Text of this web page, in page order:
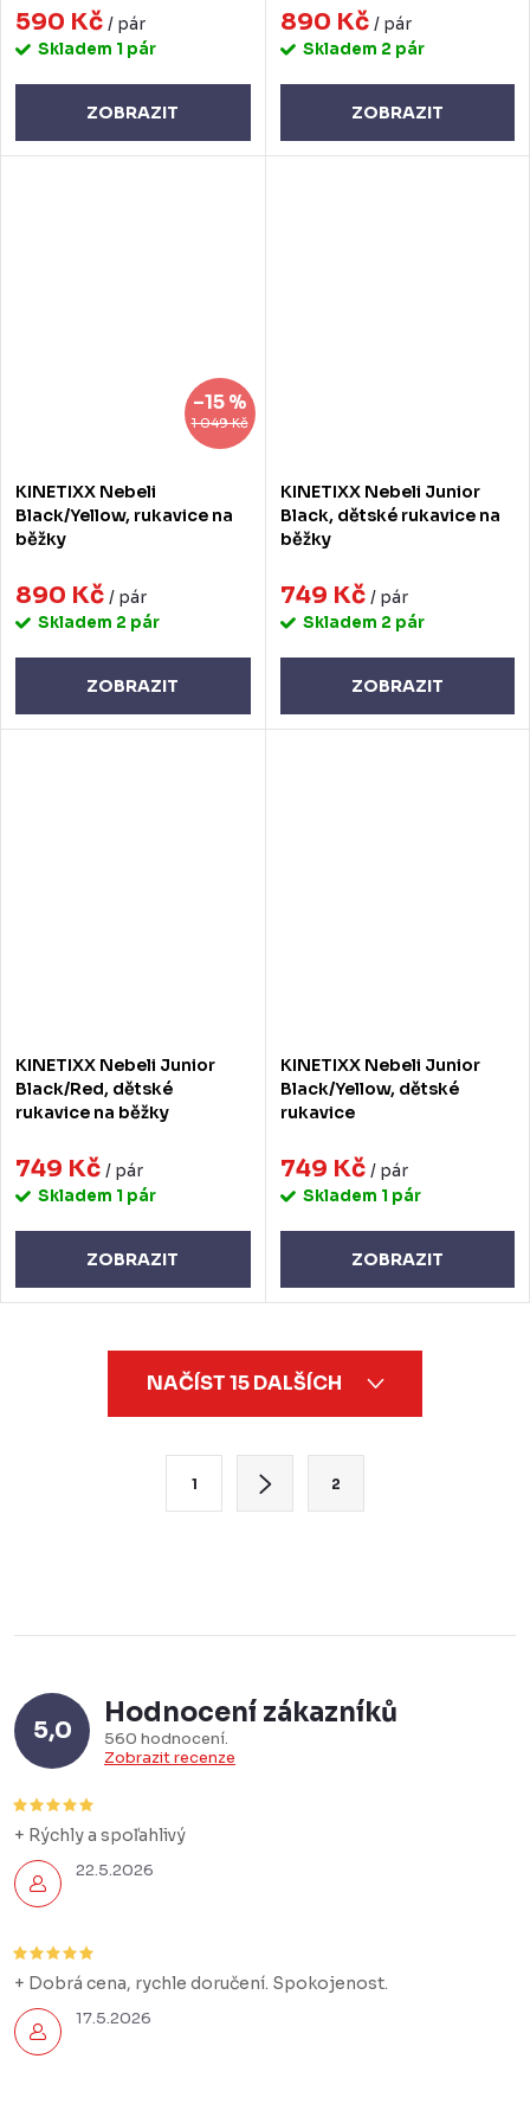
590 Kč / pár
Skladem 1 pár
ZOBRAZIT
890 Kč / pár
Skladem 2 pár
ZOBRAZIT
1 049 Kč
–15 %
KINETIXX Nebeli
Black/Yellow, rukavice na
běžky
890 Kč / pár
Skladem 2 pár
ZOBRAZIT
KINETIXX Nebeli Junior
Black, dětské rukavice na
běžky
749 Kč / pár
Skladem 2 pár
ZOBRAZIT
KINETIXX Nebeli Junior
Black/Red, dětské
rukavice na běžky
749 Kč / pár
Skladem 1 pár
ZOBRAZIT
KINETIXX Nebeli Junior
Black/Yellow, dětské
rukavice
749 Kč / pár
Skladem 1 pár
ZOBRAZIT
p
v
k
y
v
ý
p
i
u
NAČÍST 15 DALŠÍCH
k
v
á
n
í
1 2
5,0
Hodnocení zákazníků
560 hodnocení
Zobrazit recenze
22.5.2026
+ Rýchly a spoľahlivý
17.5.2026
+ Dobrá cena, rychle doručení. Spokojenost.